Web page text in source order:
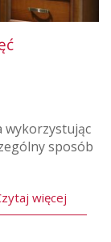
wykorzystując
sposób
więcej